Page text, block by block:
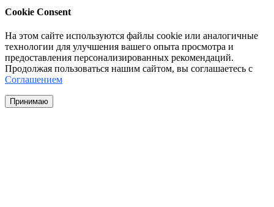
Cookie Consent
На этом сайте используются файлы cookie или аналогичные
технологии для улучшения вашего опыта просмотра и
предоставления персонализированных рекомендаций.
Продолжая пользоваться нашим сайтом, вы соглашаетесь с
Соглашением
Принимаю